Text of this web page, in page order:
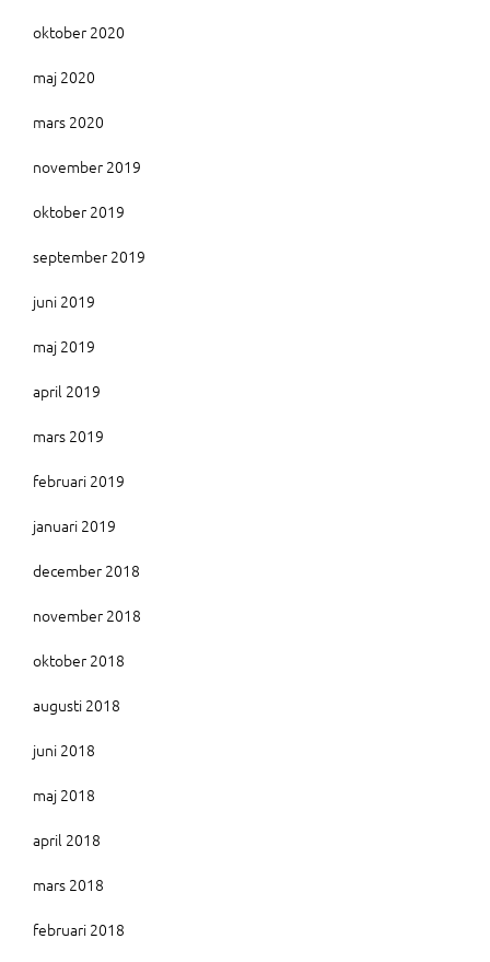
oktober 2020
maj 2020
mars 2020
november 2019
oktober 2019
september 2019
juni 2019
maj 2019
april 2019
mars 2019
februari 2019
januari 2019
december 2018
november 2018
oktober 2018
augusti 2018
juni 2018
maj 2018
april 2018
mars 2018
februari 2018